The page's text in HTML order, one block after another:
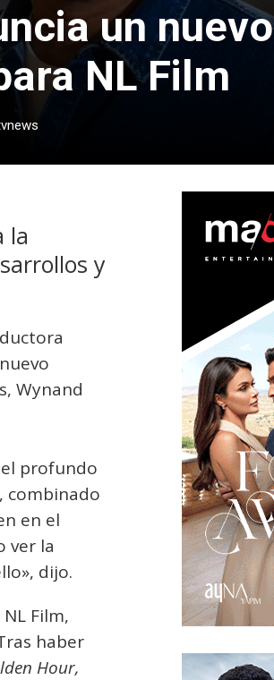
un nuevo
NL Film
la
y
Wynand
profundo
combinado
en el
ver la
dijo.
Film,
haber
Hour,